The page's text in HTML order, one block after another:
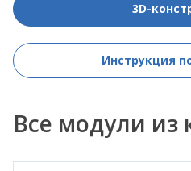
3D-
Инструкция
Все модули из